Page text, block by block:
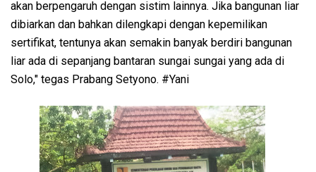
akan berpengaruh dengan sistim lainnya. Jika bangunan liar
dibiarkan dan bahkan dilengkapi dengan kepemilikan
sertifikat, tentunya akan semakin banyak berdiri bangunan
liar ada di sepanjang bantaran sungai sungai yang ada di
Solo," tegas Prabang Setyono. #Yani